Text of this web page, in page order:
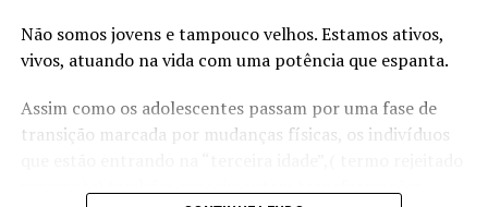
Não somos jovens e tampouco velhos. Estamos ativos,
vivos, atuando na vida com uma potência que espanta.
Assim como os adolescentes passam por uma fase de
transição marcada por mudanças físicas, os indivíduos